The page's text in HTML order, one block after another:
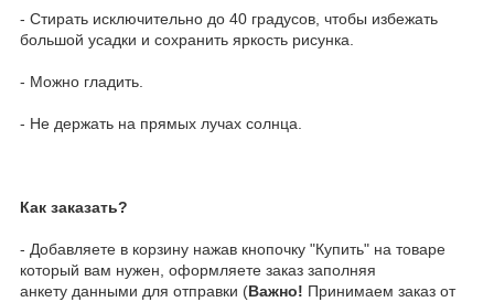
- Стирать исключительно до 40 градусов, чтобы избежать
большой усадки и сохранить яркость рисунка.
- Можно гладить.
- Не держать на прямых лучах солнца.
Как заказать?
- Добавляете в корзину нажав кнопочку "Купить" на товаре
который вам нужен, оформляете заказ заполняя
анкету данными для отправки (Важно! Принимаем заказ от